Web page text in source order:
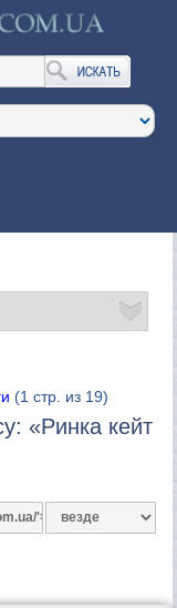
(1 стр. из 19)
«Ринка кейт